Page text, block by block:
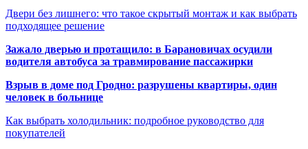
Двери без лишнего: что такое скрытый монтаж и как выбрать
подходящее решение
Зажало дверью и протащило: в Барановичах осудили
водителя автобуса за травмирование пассажирки
Взрыв в доме под Гродно: разрушены квартиры, один
человек в больнице
Как выбрать холодильник: подробное руководство для
покупателей